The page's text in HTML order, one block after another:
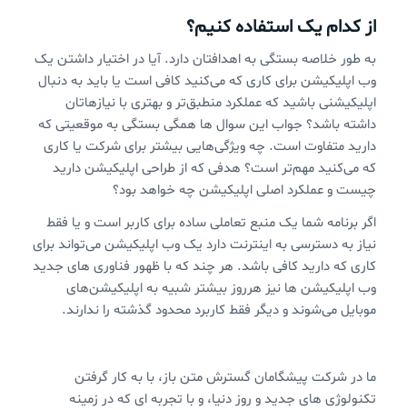
از کدام یک استفاده کنیم؟
به طور خلاصه بستگی به اهدافتان دارد. آیا در اختیار داشتن یک
وب اپلیکیشن برای کاری که می‌کنید کافی است یا باید به دنبال
اپلیکیشنی باشید که عملکرد منطبق‌تر و بهتری با نیازهاتان
داشته باشد؟ جواب این سوال ها همگی بستگی به موقعیتی که
دارید متفاوت است. چه ویژگی‌هایی بیشتر برای شرکت یا کاری
که می‌کنید مهم‌تر است؟ هدفی که از طراحی اپلیکیشن دارید
چیست و عملکرد اصلی اپلیکیشن چه خواهد بود؟
اگر برنامه شما یک منبع تعاملی ساده برای کاربر است و یا فقط
نیاز به دسترسی به اینترنت دارد یک وب اپلیکیشن می‌تواند برای
کاری که دارید کافی باشد. هر چند که با ظهور فناوری های جدید
وب اپلیکیشن ها نیز هرروز بیشتر شبیه به اپلیکیشن‌های
موبایل می‌شوند و دیگر فقط کاربرد محدود گذشته را ندارند.
ما در شرکت پیشگامان گسترش متن باز، با به کار گرفتن
تکنولوژی های جدید و روز دنیا، و با تجربه ای که در زمینه